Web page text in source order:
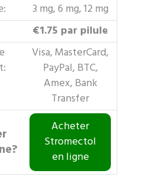
3 mg, 6 mg, 12 mg
€1.75 par pilule
Visa, MasterCard,
PayPal, BTC,
Amex, Bank
Transfer
Acheter
Stromectol
en ligne